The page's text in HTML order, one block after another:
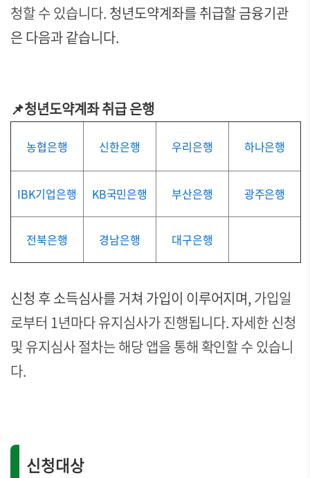
청할 수 있습니다. 청년도약계좌를 취급할 금융기관
은 다음과 같습니다.
📌청년도약계좌 취급 은행
농협은행 신한은행 우리은행 하나은행
IBK기업은행 KB국민은행 부산은행 광주은행
전북은행 경남은행 대구은행
신청 후 소득심사를 거쳐 가입이 이루어지며,가입일
로부터 1년마다 유지심사가 진행됩니다. 자세한 신청
및 유지심사 절차는 해당 앱을 통해 확인할 수 있습니
다.
신청대상